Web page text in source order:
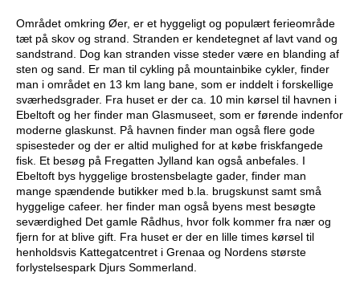
Området omkring Øer, er et hyggeligt og populært ferieområde
tæt på skov og strand. Stranden er kendetegnet af lavt vand og
sandstrand. Dog kan stranden visse steder være en blanding af
sten og sand. Er man til cykling på mountainbike cykler, finder
man i området en 13 km lang bane, som er inddelt i forskellige
sværhedsgrader. Fra huset er der ca. 10 min kørsel til havnen i
Ebeltoft og her finder man Glasmuseet, som er førende indenfor
moderne glaskunst. På havnen finder man også flere gode
spisesteder og der er altid mulighed for at købe friskfangede
fisk. Et besøg på Fregatten Jylland kan også anbefales. I
Ebeltoft bys hyggelige brostensbelagte gader, finder man
mange spændende butikker med b.la. brugskunst samt små
hyggelige cafeer. her finder man også byens mest besøgte
seværdighed Det gamle Rådhus, hvor folk kommer fra nær og
fjern for at blive gift. Fra huset er der en lille times kørsel til
henholdsvis Kattegatcentret i Grenaa og Nordens største
forlystelsespark Djurs Sommerland.